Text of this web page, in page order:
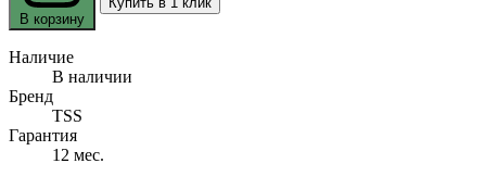
В корзину
Наличие
В наличии
Бренд
TSS
Гарантия
12 мес.